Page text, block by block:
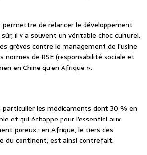
de relancer le développement
il y a souvent un véritable choc culturel.
grèves contre le management de l’usine
de RSE (responsabilité sociale et
en Chine qu’en Afrique ».
les médicaments dont 30 % en
et qui échappe pour l’essentiel aux
poreux : en Afrique, le tiers des
du continent, est ainsi contrefait.